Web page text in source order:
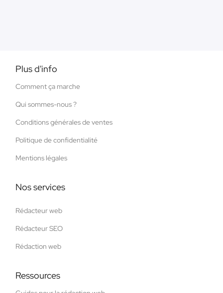
Plus d'info
Comment ça marche
Qui sommes-nous ?
Conditions générales de ventes
Politique de confidentialité
Mentions légales
Nos services
Rédacteur web
Rédacteur SEO
Rédaction web
Ressources